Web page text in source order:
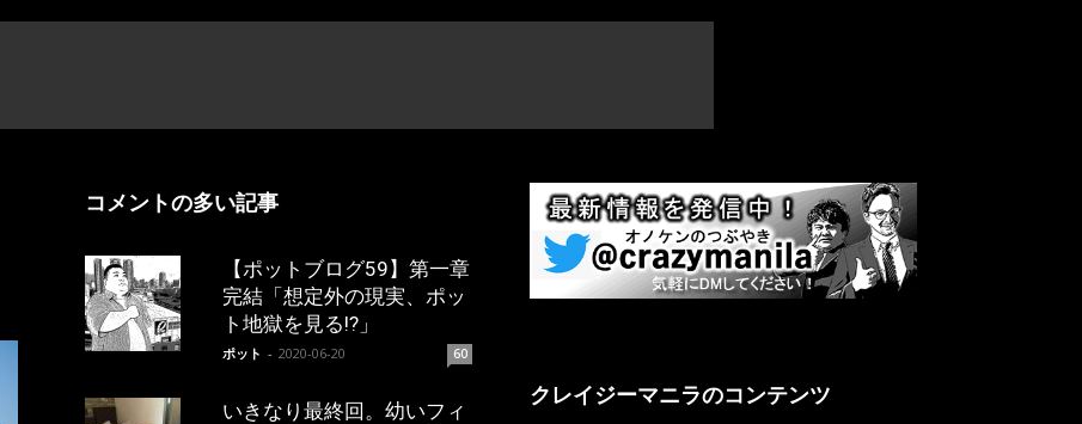
コメントの多い記事
【ポットブログ59】第一章
完結「想定外の現実、ポッ
ト地獄を見る!?」
ポット - 2020-06-20 60
いきなり最終回。幼いフィ
クレイジーマニラのコンテンツ